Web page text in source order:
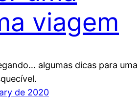
viagem
algumas dicas para uma
de 2020